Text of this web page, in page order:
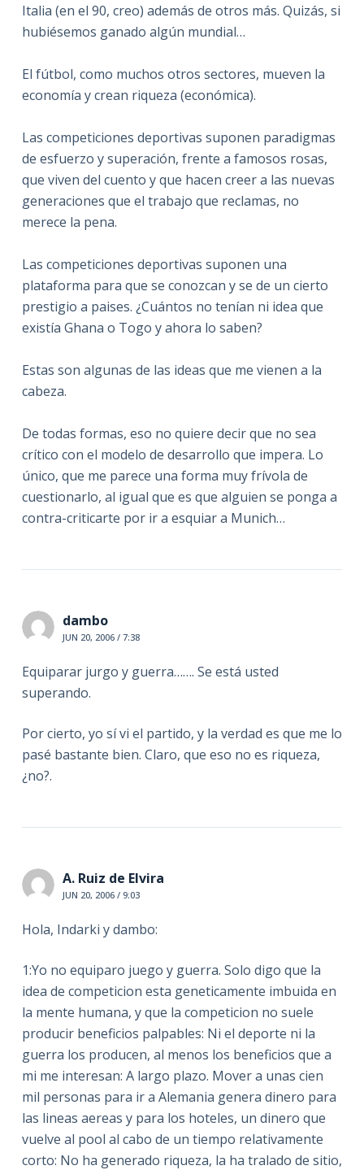
Italia (en el 90, creo) además de otros más. Quizás, si
hubiésemos ganado algún mundial…
El fútbol, como muchos otros sectores, mueven la
economía y crean riqueza (económica).
Las competiciones deportivas suponen paradigmas
de esfuerzo y superación, frente a famosos rosas,
que viven del cuento y que hacen creer a las nuevas
generaciones que el trabajo que reclamas, no
merece la pena.
Las competiciones deportivas suponen una
plataforma para que se conozcan y se de un cierto
prestigio a paises. ¿Cuántos no tenían ni idea que
existía Ghana o Togo y ahora lo saben?
Estas son algunas de las ideas que me vienen a la
cabeza.
De todas formas, eso no quiere decir que no sea
crítico con el modelo de desarrollo que impera. Lo
único, que me parece una forma muy frívola de
cuestionarlo, al igual que es que alguien se ponga a
contra-criticarte por ir a esquiar a Munich…
dambo
JUN 20, 2006 / 7:38
Equiparar jurgo y guerra……. Se está usted
superando.
Por cierto, yo sí vi el partido, y la verdad es que me lo
pasé bastante bien. Claro, que eso no es riqueza,
¿no?.
A. Ruiz de Elvira
JUN 20, 2006 / 9:03
Hola, Indarki y dambo:
1:Yo no equiparo juego y guerra. Solo digo que la
idea de competicion esta geneticamente imbuida en
la mente humana, y que la competicion no suele
producir beneficios palpables: Ni el deporte ni la
guerra los producen, al menos los beneficios que a
mi me interesan: A largo plazo. Mover a unas cien
mil personas para ir a Alemania genera dinero para
las lineas aereas y para los hoteles, un dinero que
vuelve al pool al cabo de un tiempo relativamente
corto: No ha generado riqueza, la ha tralado de sitio,